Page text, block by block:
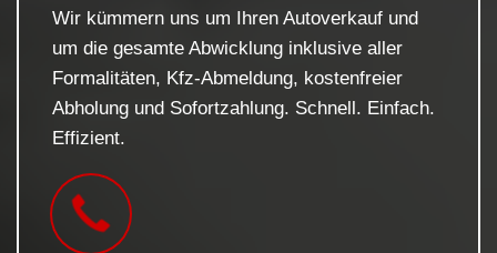
Wir kümmern uns um Ihren Autoverkauf und
um die gesamte Abwicklung inklusive aller
Formalitäten, Kfz-Abmeldung, kostenfreier
Abholung und Sofortzahlung. Schnell. Einfach.
Effizient.